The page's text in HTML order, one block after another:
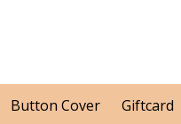
Button Cover Giftcard